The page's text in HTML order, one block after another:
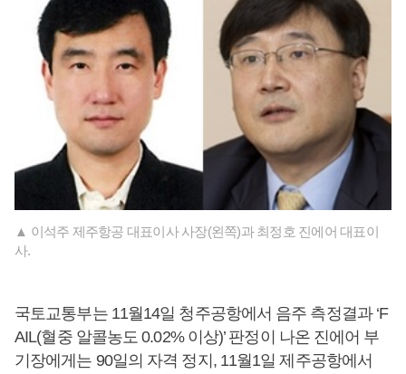
▲ 이석주 제주항공 대표이사 사장(왼쪽)과 최정호 진에어 대표이
사.
국토교통부는 11월14일 청주공항에서 음주 측정결과 ‘F
AIL(혈중 알콜농도 0.02% 이상)’ 판정이 나온 진에어 부
기장에게는 90일의 자격 정지, 11월1일 제주공항에서